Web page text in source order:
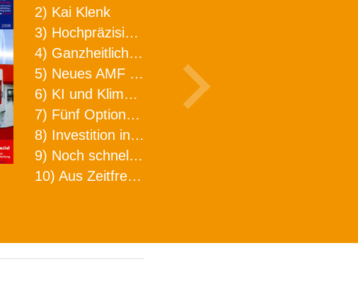
2) Kai Klenk
3) Hochpräzision in neuer Dimension
4) Ganzheitlicher Ansatz für mehr Effizienz und Produktivität in der Zerspanung
5) Neues AMF Logistikzentrum feierlich eröffnet
6) KI und Klimaschutz im Schaltanlagenbau
7) Fünf Optionen, wie man Zeitfresser in Effizienz umwandelt
8) Investition in Fellbach mit nachhaltiger Logistik und Lagerfläche
9) Noch schnellere Lieferung
10) Aus Zeitfressern wird Effizienz